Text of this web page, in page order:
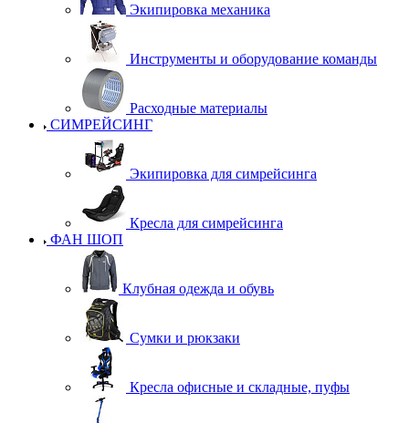
Экипировка механика
Инструменты и оборудование команды
Расходные материалы
СИМРЕЙСИНГ
Экипировка для симрейсинга
Кресла для симрейсинга
ФАН ШОП
Клубная одежда и обувь
Сумки и рюкзаки
Кресла офисные и складные, пуфы